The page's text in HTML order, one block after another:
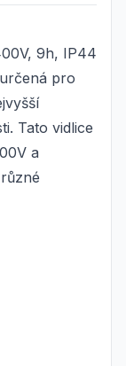
9h, IP44
pro
Tato vidlice
a